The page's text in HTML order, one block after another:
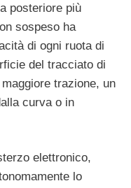
posteriore più
sospeso ha
di ogni ruota di
del tracciato di
trazione, un
curva o in
elettronico,
lo